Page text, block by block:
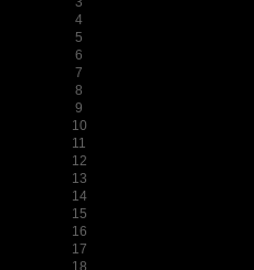
4
5
6
7
8
9
10
11
12
13
14
15
16
17
18